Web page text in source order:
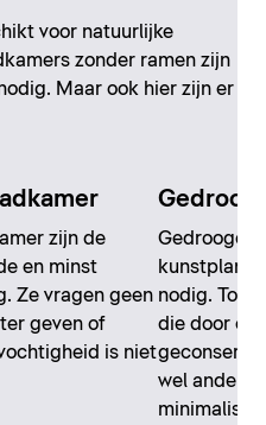
voor natuurlijke
zonder ramen zijn
Maar ook hier zijn er
zijn de
en minst
Ze vragen geen
geven of
is niet
Gedroogde
nodig.
die door
wel anders,